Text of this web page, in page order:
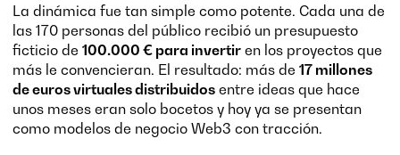
La dinámica fue tan simple como potente. Cada una de
las 170 personas del público recibió un presupuesto
ficticio de 100.000 € para invertir en los proyectos que
más le convencieran. El resultado: más de 17 millones
de euros virtuales distribuidos entre ideas que hace
unos meses eran solo bocetos y hoy ya se presentan
como modelos de negocio Web3 con tracción.